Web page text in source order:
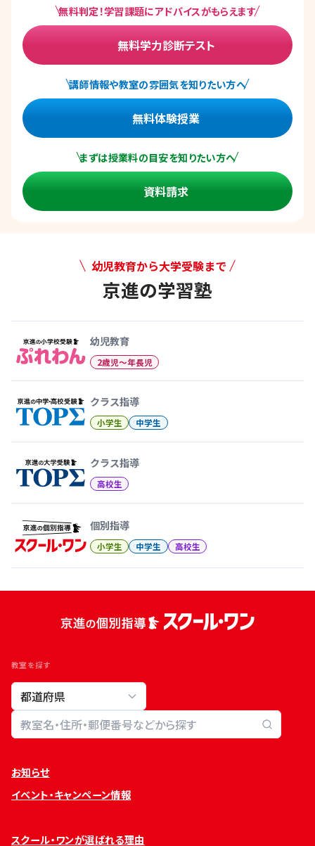
無料判定！学習課題にアドバイスがもらえます
無料学力診断テスト
講師情報や教室の雰囲気を知りたい方へ
無料体験授業
まずは授業料の目安を知りたい方へ
資料請求
幼児教育から大学受験まで
京進の学習塾
幼児教育
2歳児〜年長児
クラス指導
小学生 中学生
クラス指導
高校生
個別指導
小学生 中学生 高校生
教室を探す
教室検索
お知らせ
イベント・キャンペーン情報
スクール・ワンが選ばれる理由